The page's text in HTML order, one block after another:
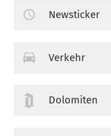
Newsticker
Verkehr
Dolomiten